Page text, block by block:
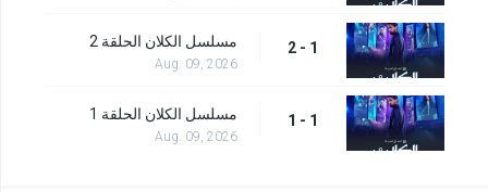
1 - 2 مسلسل الكلان الحلقة 2
Aug. 09, 2026
1 - 1 مسلسل الكلان الحلقة 1
Aug. 09, 2026